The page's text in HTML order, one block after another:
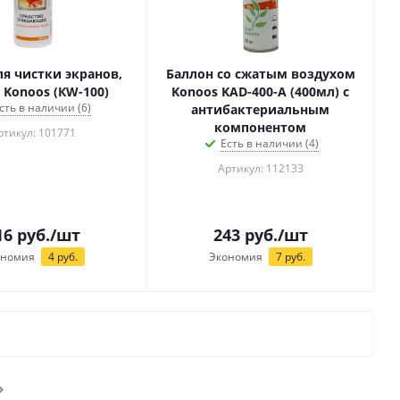
чистки экранов,
(КW-100)
в наличии (6)
101771
руб./шт
4руб.
Баллон со сжатым воздухом
Konoos KAD-400-А (400мл) с
антибактериальным
компонентом
Есть в наличии (4)
Артикул: 112133
243руб./шт
Экономия 7руб.